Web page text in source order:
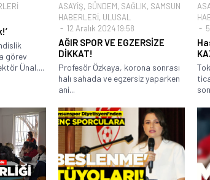
görev
Ünal,...
ASAYİŞ, GÜNDEM, SAĞLIK, SAMSUN
HABERLERİ, ULUSAL
12 Aralık 2024 19:58
AĞIR SPOR VE EGZERSİZE
DİKKAT!
Profesör Özkaya, korona sonrası
halı sahada ve egzersiz yaparken
ani...